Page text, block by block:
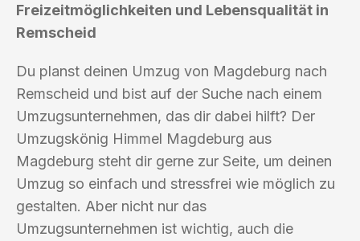
Freizeitmöglichkeiten und Lebensqualität in
Remscheid
Du planst deinen Umzug von Magdeburg nach
Remscheid und bist auf der Suche nach einem
Umzugsunternehmen, das dir dabei hilft? Der
Umzugskönig Himmel Magdeburg aus
Magdeburg steht dir gerne zur Seite, um deinen
Umzug so einfach und stressfrei wie möglich zu
gestalten. Aber nicht nur das
Umzugsunternehmen ist wichtig, auch die